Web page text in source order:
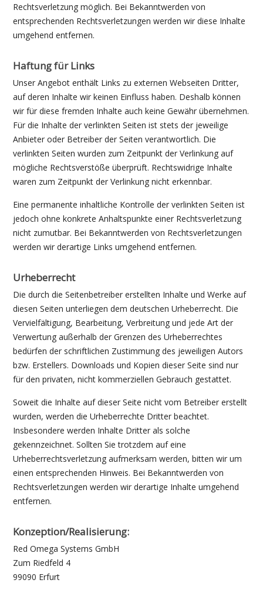
Rechtsverletzung möglich. Bei Bekanntwerden von
entsprechenden Rechtsverletzungen werden wir diese Inhalte
umgehend entfernen.
Haftung für Links
Unser Angebot enthält Links zu externen Webseiten Dritter,
auf deren Inhalte wir keinen Einfluss haben. Deshalb können
wir für diese fremden Inhalte auch keine Gewähr übernehmen.
Für die Inhalte der verlinkten Seiten ist stets der jeweilige
Anbieter oder Betreiber der Seiten verantwortlich. Die
verlinkten Seiten wurden zum Zeitpunkt der Verlinkung auf
mögliche Rechtsverstöße überprüft. Rechtswidrige Inhalte
waren zum Zeitpunkt der Verlinkung nicht erkennbar.
Eine permanente inhaltliche Kontrolle der verlinkten Seiten ist
jedoch ohne konkrete Anhaltspunkte einer Rechtsverletzung
nicht zumutbar. Bei Bekanntwerden von Rechtsverletzungen
werden wir derartige Links umgehend entfernen.
Urheberrecht
Die durch die Seitenbetreiber erstellten Inhalte und Werke auf
diesen Seiten unterliegen dem deutschen Urheberrecht. Die
Vervielfältigung, Bearbeitung, Verbreitung und jede Art der
Verwertung außerhalb der Grenzen des Urheberrechtes
bedürfen der schriftlichen Zustimmung des jeweiligen Autors
bzw. Erstellers. Downloads und Kopien dieser Seite sind nur
für den privaten, nicht kommerziellen Gebrauch gestattet.
Soweit die Inhalte auf dieser Seite nicht vom Betreiber erstellt
wurden, werden die Urheberrechte Dritter beachtet.
Insbesondere werden Inhalte Dritter als solche
gekennzeichnet. Sollten Sie trotzdem auf eine
Urheberrechtsverletzung aufmerksam werden, bitten wir um
einen entsprechenden Hinweis. Bei Bekanntwerden von
Rechtsverletzungen werden wir derartige Inhalte umgehend
entfernen.
Konzeption/Realisierung:
Red Omega Systems GmbH
Zum Riedfeld 4
99090 Erfurt